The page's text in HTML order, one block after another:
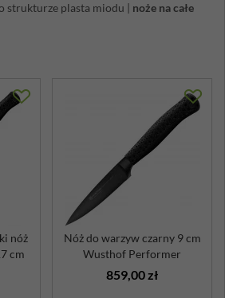
strukturze plasta miodu | noże na całe
nóż
cm
Nóż do warzyw czarny 9 cm
Wusthof Performer
859,00 zł